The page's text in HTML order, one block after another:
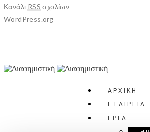
Κανάλι RSS σχολίων
WordPress.org
ΑΡΧΙΚΗ
ΕΤΑΙΡΕΙΑ
ΕΡΓΑ